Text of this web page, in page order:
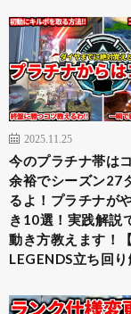
2025.11.25
今のプラチナ帯は
余裕でシーズン27
るよ！プラチナが
き10選！実践解説
動き方教えます！
LEGENDS立ち回り